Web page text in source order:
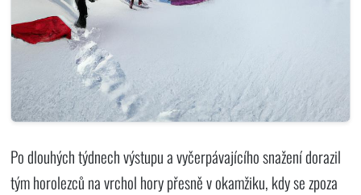
Po dlouhých týdnech výstupu a vyčerpávajícího snažení dorazil
tým horolezců na vrchol hory přesně v okamžiku, kdy se zpoza